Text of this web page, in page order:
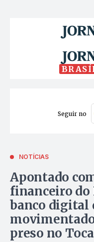
Seguir no
NOTÍCIAS
Apontado
financeiro do
banco digital
preso no